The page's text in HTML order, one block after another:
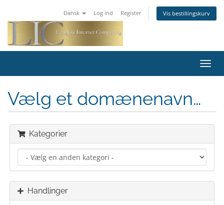
Dansk Log ind Register Vis bestillingskurv
Vælg et domænenavn…
Kategorier
Handlinger